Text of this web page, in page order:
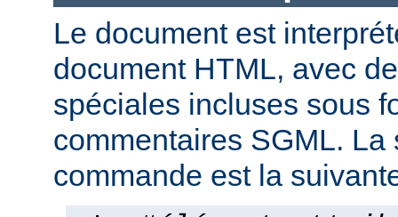
Le document est
document HTML, avec
spéciales incluses sous
commentaires SGML. La
commande est la